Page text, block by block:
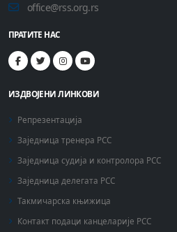
office@rss.org.rs
ПРАТИТЕ НАС
ИЗДВОЈЕНИ ЛИНКОВИ
Репрезентација
Заједница тренера РСС
Заједница судија и контролора РСС
Заједница делегата РСС
Такмичарска књижица
Контакт подаци канцеларије РСС